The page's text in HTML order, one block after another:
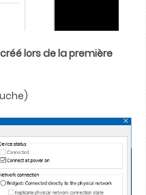
lors de la première